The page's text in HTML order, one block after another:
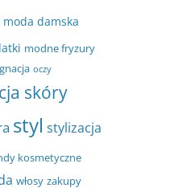
moda damska
modne fryzury
oczy
skóry
styl stylizacja
kosmetyczne
włosy zakupy